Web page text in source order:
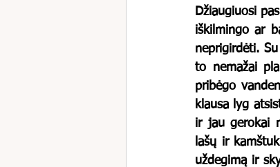
Džiaugiuosi
iškilmingo ar
neprigirdėti.
to nemažai
pribėgo
klausa lyg
ir jau gerokai
lašų ir
uždegimą ir